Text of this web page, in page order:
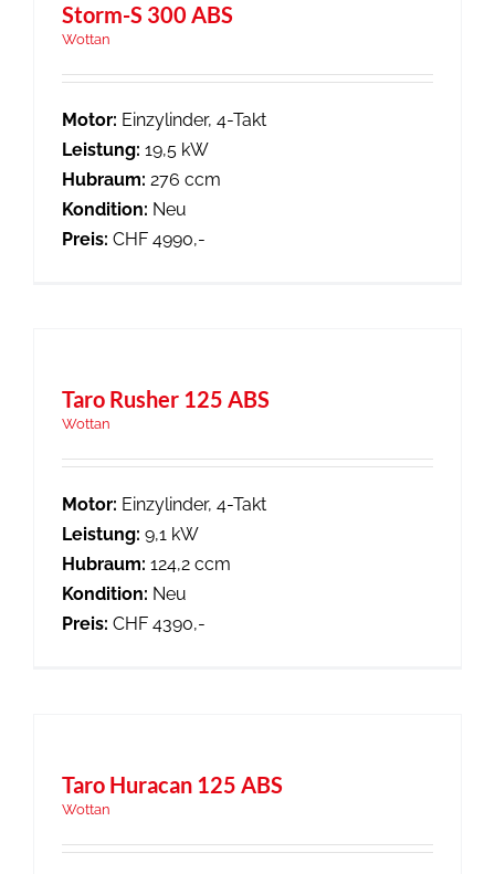
Storm-S 300 ABS
Wottan
Motor: Einzylinder, 4-Takt
Leistung: 19,5 kW
Hubraum: 276 ccm
Kondition: Neu
Preis: CHF 4990,-
Taro Rusher 125 ABS
Wottan
Motor: Einzylinder, 4-Takt
Leistung: 9,1 kW
Hubraum: 124,2 ccm
Kondition: Neu
Preis: CHF 4390,-
Taro Huracan 125 ABS
Wottan